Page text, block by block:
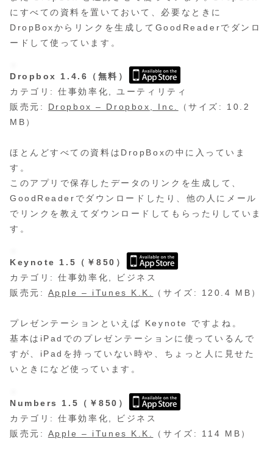
にすべての資料を置いておいて、必要なときに
DropBoxからリンクを生成してGoodReaderでダンロ
ードして使っています。
Dropbox 1.4.6（無料）
カテゴリ: 仕事効率化, ユーティリティ
販売元: Dropbox – Dropbox, Inc.
（サイズ: 10.2
MB）
ほとんどすべての資料はDropBoxの中に入っていま
す。
このアプリで保存したデータのリンクを生成して、
GoodReaderでダウンロードしたり、他の人にメール
でリンクを教えてダウンロードしてもらったりしていま
す。
Keynote 1.5（￥850）
カテゴリ: 仕事効率化, ビジネス
販売元: Apple – iTunes K.K. （サイズ: 120.4 MB）
プレゼンテーションといえば Keynote ですよね。
基本はiPadでのプレゼンテーションに使っているんで
すが、iPadを持っていない時や、ちょっと人に見せた
いときになど使っています。
Numbers 1.5（￥850）
カテゴリ: 仕事効率化, ビジネス
販売元: Apple – iTunes K.K. （サイズ: 114 MB）